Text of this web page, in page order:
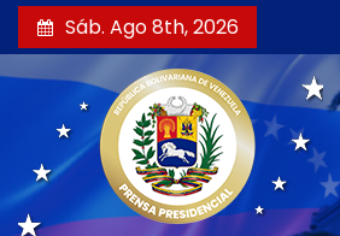
a
l
Sáb. Ago 8th, 2026